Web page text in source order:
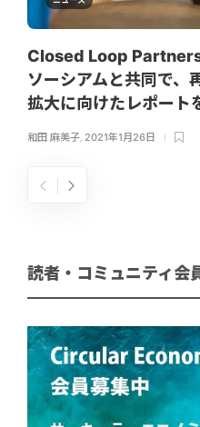
Closed Loop
ソーシアムと共同で、
拡大に向けたレポート
和田 麻美子 2021年1月26日
読者・コミュニティ会